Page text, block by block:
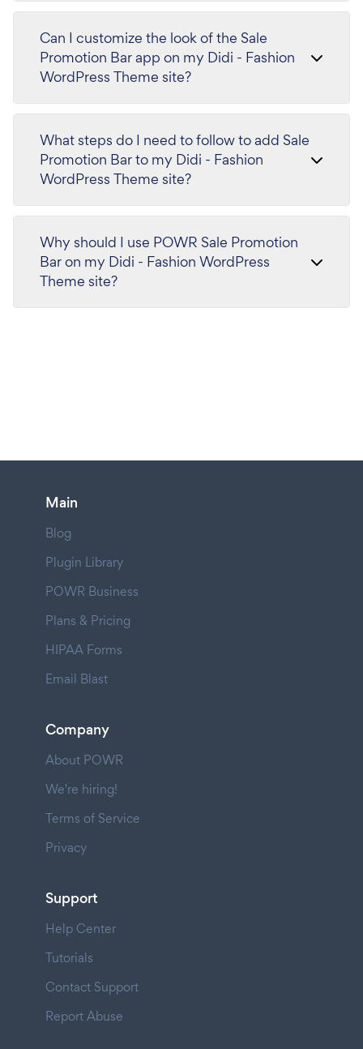
Can I customize the look of the Sale
Promotion Bar app on my Didi - Fashion
WordPress Theme site?
What steps do I need to follow to add Sale
Promotion Bar to my Didi - Fashion
WordPress Theme site?
Why should I use POWR Sale Promotion
Bar on my Didi - Fashion WordPress
Theme site?
Main
Blog
Plugin Library
POWR Business
Plans & Pricing
HIPAA Forms
Email Blast
Company
About POWR
We're hiring!
Terms of Service
Privacy
Support
Help Center
Tutorials
Contact Support
Report Abuse